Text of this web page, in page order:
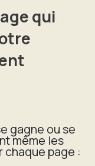
qui
gagne ou se
même les
chaque page :